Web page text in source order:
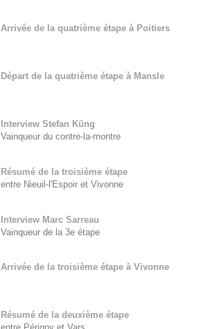
Arrivée de la quatrième étape à Poitiers
Départ de la quatrième étape à Mansle
Interview Stefan Küng
Vainqueur du contre-la-montre
Résumé de la troisième étape
entre Nieuil-l'Espoir et Vivonne
Interview Marc Sarreau
Vainqueur de la 3e étape
Arrivée de la troisième étape à Vivonne
Résumé de la deuxième étape